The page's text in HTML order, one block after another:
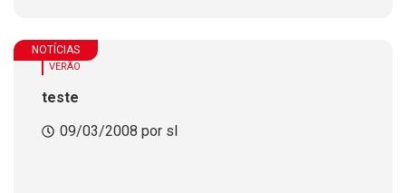
NOTÍCIAS
VERÃO
teste
09/03/2008 por sl